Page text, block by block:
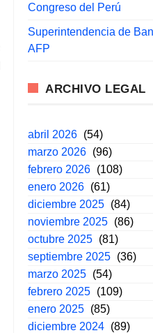
Congreso del Perú
Superintendencia de
AFP
ARCHIVO LEGAL
abril 2026 (54)
marzo 2026 (96)
febrero 2026 (108)
enero 2026 (61)
diciembre 2025 (84)
noviembre 2025 (86)
octubre 2025 (81)
septiembre 2025 (36)
marzo 2025 (54)
febrero 2025 (109)
enero 2025 (85)
diciembre 2024 (89)